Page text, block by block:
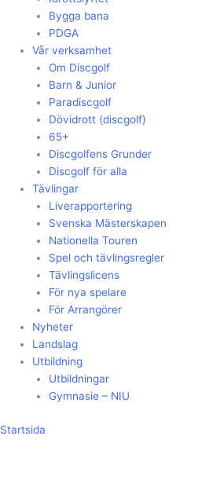
Bygga bana
PDGA
Vår verksamhet
Om Discgolf
Barn & Junior
Paradiscgolf
Dövidrott (discgolf)
65+
Discgolfens Grunder
Discgolf för alla
Tävlingar
Liverapportering
Svenska Mästerskapen
Nationella Touren
Spel och tävlingsregler
Tävlingslicens
För nya spelare
För Arrangörer
Nyheter
Landslag
Utbildning
Utbildningar
Gymnasie – NIU
Startsida